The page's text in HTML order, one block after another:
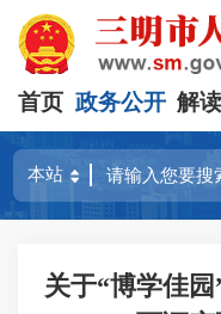
首页 政务公开 解
关于“博学佳